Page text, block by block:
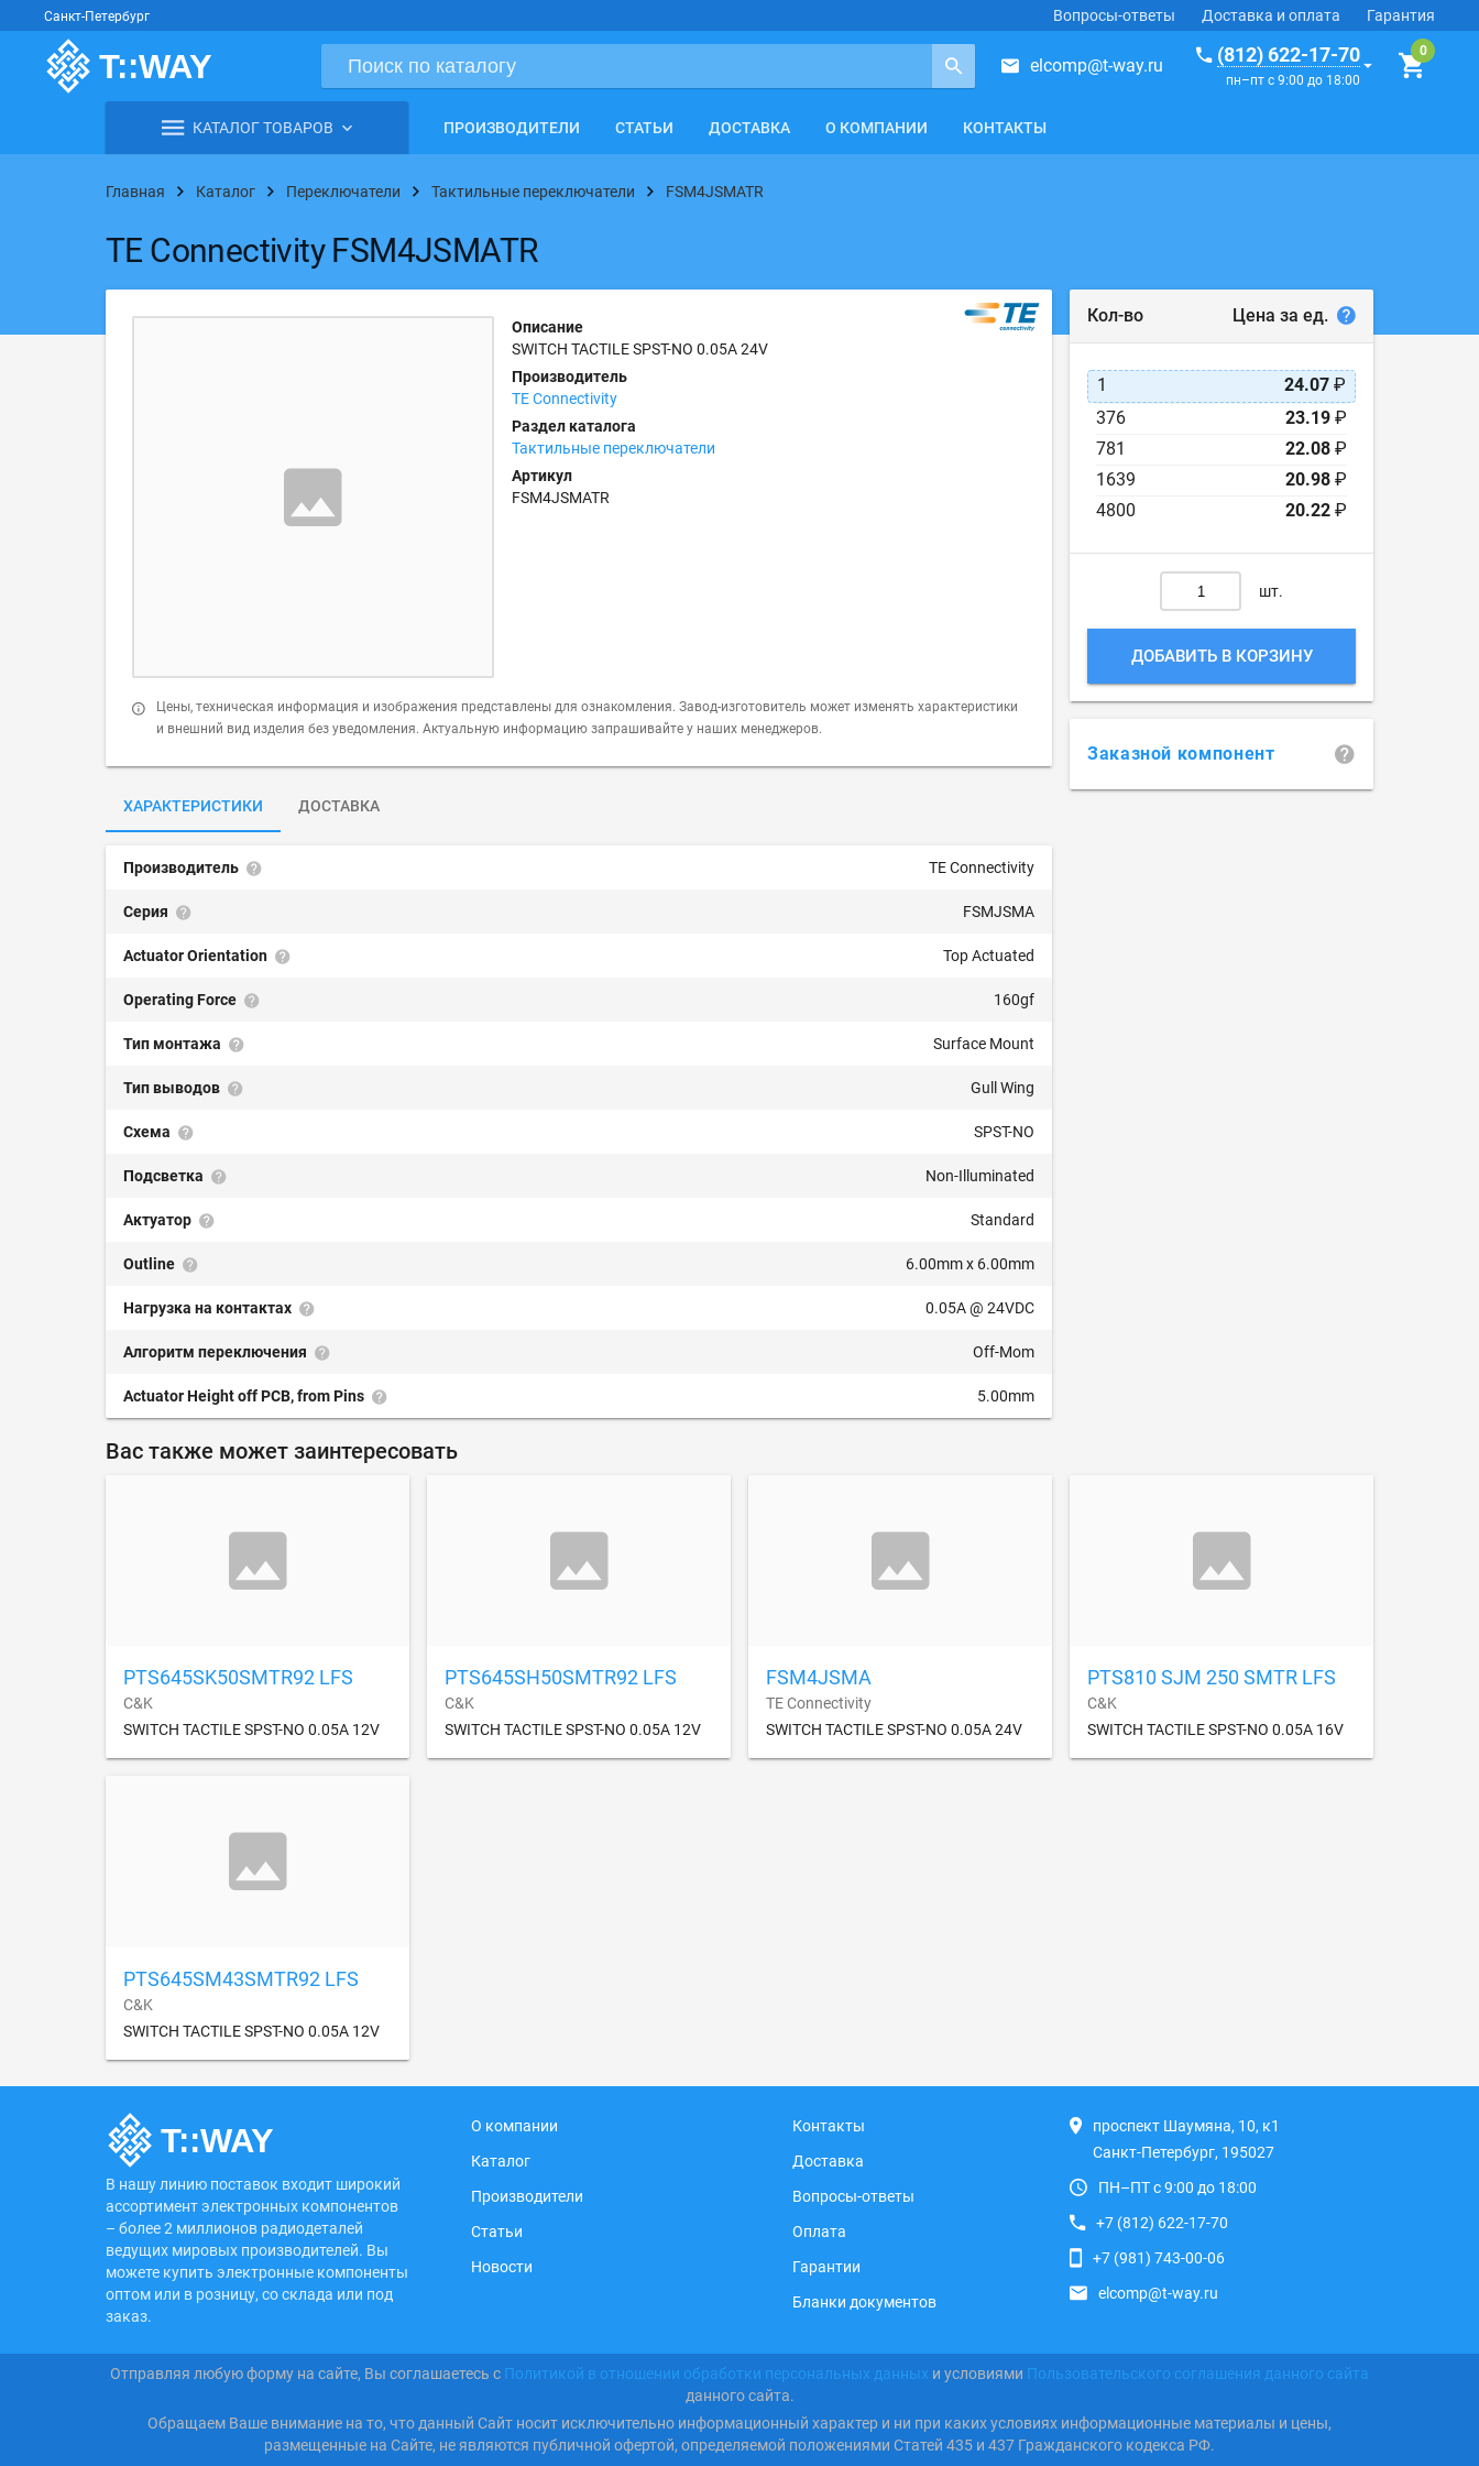
Санкт-Петербург Вопросы-ответы Доставка и оплата Гарантия
elcomp@t-way.ru (812) 622-17-70
пн–пт с 9:00 до 18:00
КАТАЛОГ ТОВАРОВ ПРОИЗВОДИТЕЛИ СТАТЬИ ДОСТАВКА О КОМПАНИИ КОНТАКТЫ
Главная Каталог Переключатели Тактильные переключатели FSM4JSMATR
TE Connectivity FSM4JSMATR
Описание
SWITCH TACTILE SPST-NO 0.05A 24V
Производитель
TE Connectivity
Раздел каталога
Тактильные переключатели
Артикул
FSM4JSMATR
Цены, техническая информация и изображения представлены для ознакомления. Завод-изготовитель может изменять характеристики
и внешний вид изделия без уведомления. Актуальную информацию запрашивайте у наших менеджеров.
ХАРАКТЕРИСТИКИ ДОСТАВКА
Производитель TE Connectivity
Серия FSMJSMA
Actuator Orientation Top Actuated
Operating Force 160gf
Тип монтажа Surface Mount
Тип выводов Gull Wing
Схема SPST-NO
Подсветка Non-Illuminated
Актуатор Standard
Outline 6.00mm x 6.00mm
Нагрузка на контактах 0.05A @ 24VDC
Алгоритм переключения Off-Mom
Actuator Height off PCB, from Pins 5.00mm
Кол-во Цена за ед.
1 24.07 ₽
376
23.19 ₽
781
22.08 ₽
1639
20.98 ₽
4800
20.22 ₽
шт.
ДОБАВИТЬ В КОРЗИНУ
Заказной компонент
Вас также может заинтересовать
PTS645SK50SMTR92 LFS
C&K
SWITCH TACTILE SPST-NO 0.05A 12V
PTS645SH50SMTR92 LFS
C&K
SWITCH TACTILE SPST-NO 0.05A 12V
FSM4JSMA
TE Connectivity
SWITCH TACTILE SPST-NO 0.05A 24V
PTS810 SJM 250 SMTR LFS
C&K
SWITCH TACTILE SPST-NO 0.05A 16V
PTS645SM43SMTR92 LFS
C&K
SWITCH TACTILE SPST-NO 0.05A 12V
В нашу линию поставок входит широкий
ассортимент электронных компонентов
– более 2 миллионов радиодеталей
ведущих мировых производителей. Вы
можете купить электронные компоненты
оптом или в розницу, со склада или под
заказ.
О компании
Каталог
Производители
Статьи
Новости
Контакты
Доставка
Вопросы-ответы
Оплата
Гарантии
Бланки документов
проспект Шаумяна, 10, к1
Санкт-Петербург, 195027
ПН–ПТ с 9:00 до 18:00
+7 (812) 622-17-70
+7 (981) 743-00-06
elcomp@t-way.ru
Отправляя любую форму на сайте, Вы соглашаетесь с Политикой в отношении обработки персональных данных и условиями Пользовательского соглашения данного сайта
данного сайта.
Обращаем Ваше внимание на то, что данный Сайт носит исключительно информационный характер и ни при каких условиях информационные материалы и цены,
размещенные на Сайте, не являются публичной офертой, определяемой положениями Статей 435 и 437 Гражданского кодекса РФ.